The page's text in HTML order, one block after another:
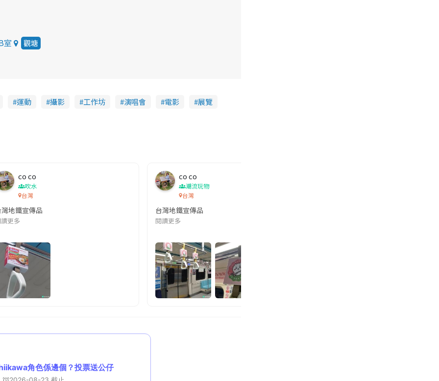
室 觀塘
運動 攝影 工作坊 演唱會 電影 展覽
本改編自同名網絡漫畫,故事主軸圍繞女主角柳寶娜 —— 表面上是一間公司的職員,但其實暗地裡是負責處決逃過法網罪犯的阻擊手｡ 劇情從
co co
吹水
台灣
地鐵宣傳品
更多
co co
潮流玩物
台灣
台灣地鐵宣傳品
閱讀更多